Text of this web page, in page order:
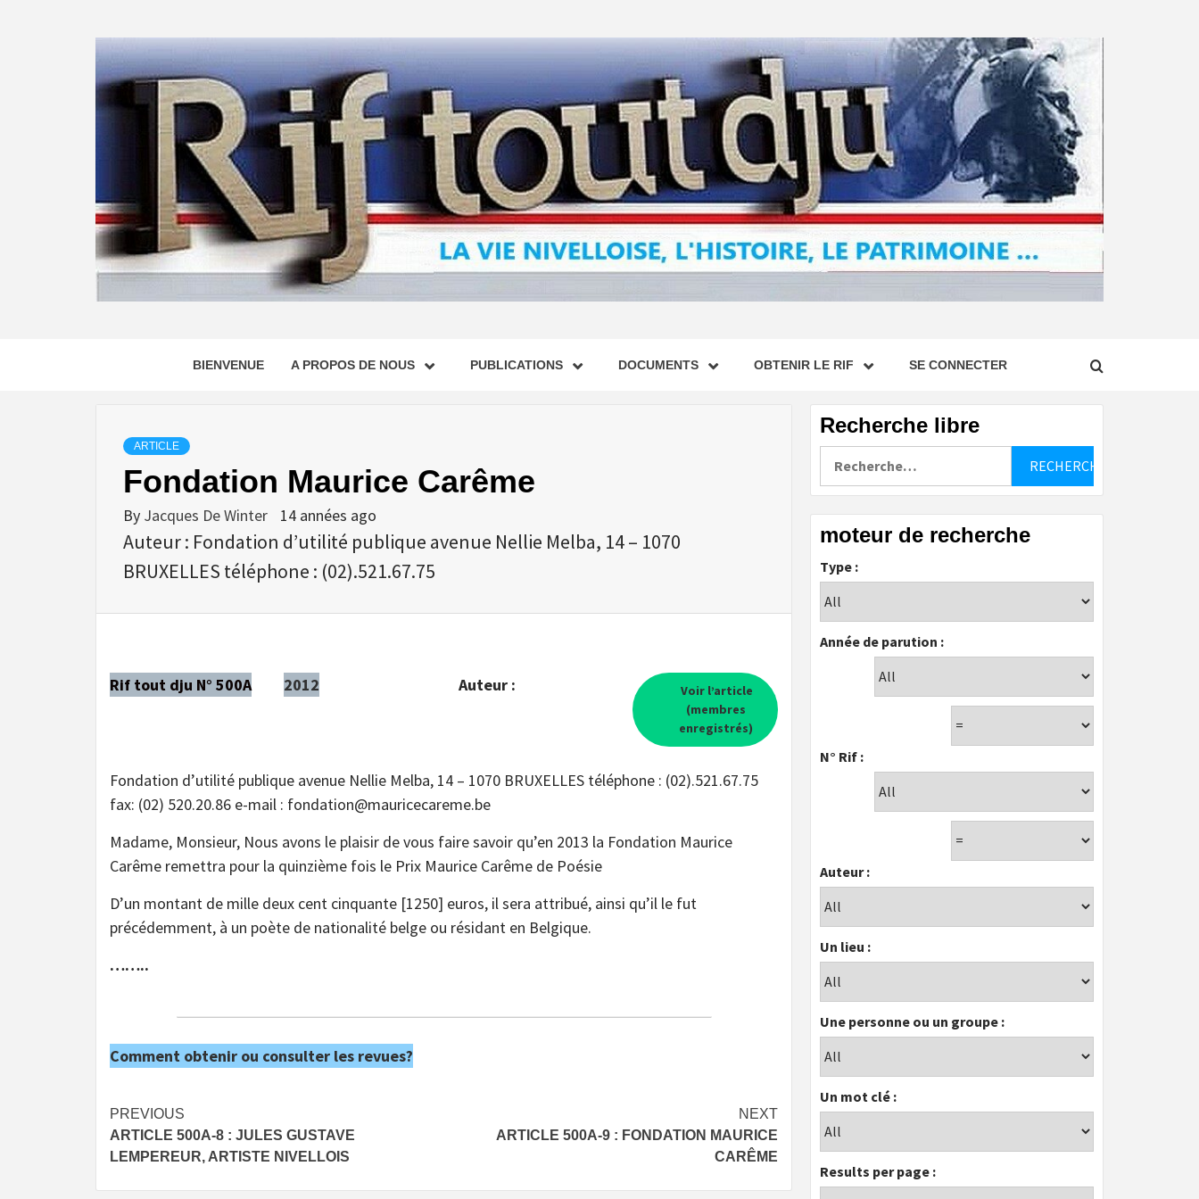
BIENVENUE A PROPOS DE NOUS PUBLICATIONS DOCUMENTS OBTENIR LE RIF SE CONNECTER
ARTICLE
Fondation Maurice Carême
By Jacques De Winter 14 années ago
Auteur : Fondation d’utilité publique avenue Nellie Melba, 14 – 1070
BRUXELLES téléphone : (02).521.67.75
Rif tout dju N° 500A 2012 Auteur :
Voir l’article
(membres
enregistrés)
Fondation d’utilité publique avenue Nellie Melba, 14 – 1070 BRUXELLES téléphone : (02).521.67.75
fax: (02) 520.20.86 e-mail : fondation@mauricecareme.be
Madame, Monsieur, Nous avons le plaisir de vous faire savoir qu’en 2013 la Fondation Maurice
Carême remettra pour la quinzième fois le Prix Maurice Carême de Poésie
D’un montant de mille deux cent cinquante [1250] euros, il sera attribué, ainsi qu’il le fut
précédemment, à un poète de nationalité belge ou résidant en Belgique.
……..
Comment obtenir ou consulter les revues?
Post
navigation
PREVIOUS
ARTICLE 500A-8 : JULES GUSTAVE
LEMPEREUR, ARTISTE NIVELLOIS
NEXT
ARTICLE 500A-9 : FONDATION MAURICE
CARÊME
Recherche libre
moteur de recherche
Type :
Année de parution :
N° Rif :
Auteur :
Un lieu :
Une personne ou un groupe :
Un mot clé :
Results per page :